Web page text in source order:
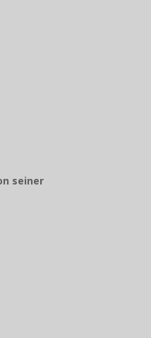
seiner